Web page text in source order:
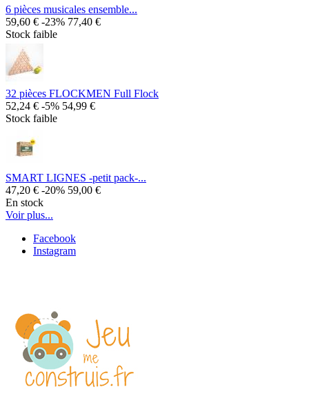
6 pièces musicales ensemble...
59,60 € -23% 77,40 €
Stock faible
32 pièces FLOCKMEN Full Flock
52,24 € -5% 54,99 €
Stock faible
SMART LIGNES -petit pack-...
47,20 € -20% 59,00 €
En stock
Voir plus...
Facebook
Instagram